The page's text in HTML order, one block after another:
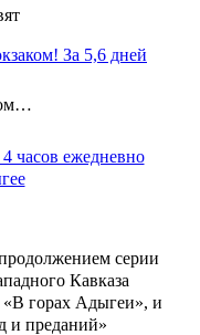
За 5,6 дней
часов ежедневно
серии
Кавказа
горах Адыгеи», и
и преданий»